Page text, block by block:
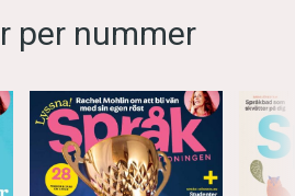
per nummer